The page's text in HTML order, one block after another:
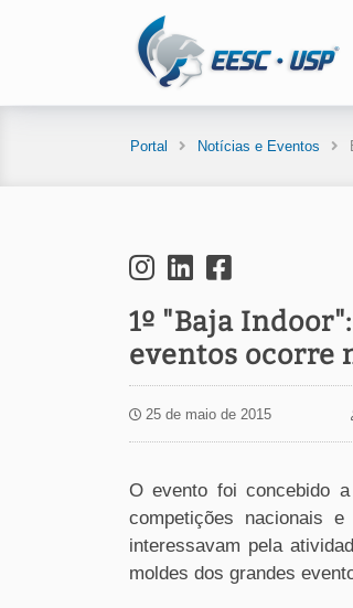
Portal Notícias e Eventos
1º "Baja
eventos ocorre
25 de maio de 2015
O evento foi concebido
competições nacionais
interessavam pela
moldes dos grandes